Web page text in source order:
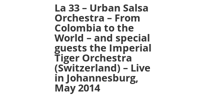
La 33 – Urban Salsa
Orchestra – From
Colombia to the
World – and special
guests the Imperial
Tiger Orchestra
(Switzerland) – Live
in Johannesburg,
May 2014